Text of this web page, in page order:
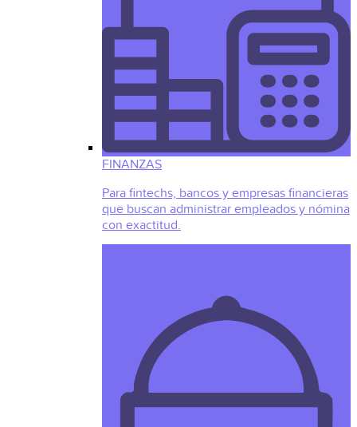
FINANZAS
Para fintechs, bancos y empresas financieras
que buscan administrar empleados y nómina
con exactitud.